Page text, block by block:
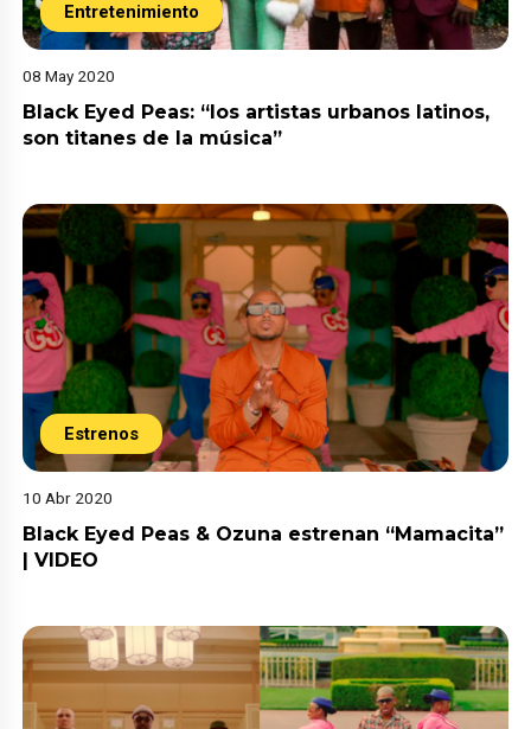
Entretenimiento
08 May 2020
Black Eyed Peas: “los artistas urbanos latinos,
son titanes de la música”
Estrenos
10 Abr 2020
Black Eyed Peas & Ozuna estrenan “Mamacita”
| VIDEO